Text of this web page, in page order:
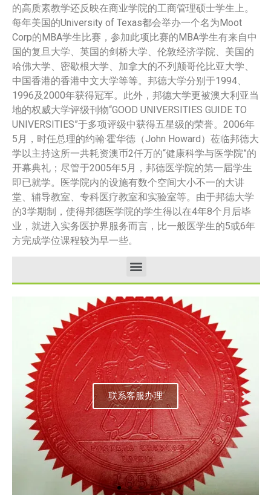
的高质素教学还反映在商业学院的工商管理硕士学生上。
每年美国的University of Texas都会举办一个名为Moot
Corp的MBA学生比赛，参加此项比赛的MBA学生有来自中
国的复旦大学、英国的剑桥大学、伦敦经济学院、美国的
哈佛大学、密歇根大学、加拿大的不列颠哥伦比亚大学、
中国香港的香港中文大学等等。邦德大学分别于1994、
1996及2000年获得冠军。此外，邦德大学更被澳大利亚当
地的权威大学评级刊物“GOOD UNIVERSITIES GUIDE TO
UNIVERSITIES”于多项评级中获得五星级的荣誉。2006年
5月，时任总理的约翰·霍华德（John Howard）莅临邦德大
学以主持这所一共耗资澳币2仟万的“健康科学与医学院”的
开幕典礼；尽管于2005年5月，邦德医学院的第一届学生
即已就学。医学院内的设施有数个空间大小不一的大讲
堂、辅导教室、专科医疗教室和实验室等。由于邦德大学
的3学期制，使得邦德医学院的学生得以在4年8个月后毕
业，就进入实务医护界服务而言，比一般医学生的5或6年
方完成学位课程较为早一些。
联系客服办理